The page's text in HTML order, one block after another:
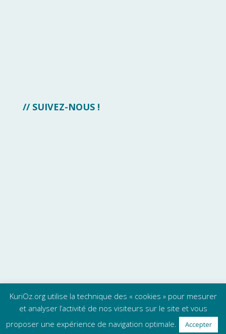
// SUIVEZ-NOUS !
KuriOz.org utilise la technique des « cookies » pour mesurer
et analyser l’activité de nos visiteurs sur le site et vous
proposer une expérience de navigation optimale.
Accepter